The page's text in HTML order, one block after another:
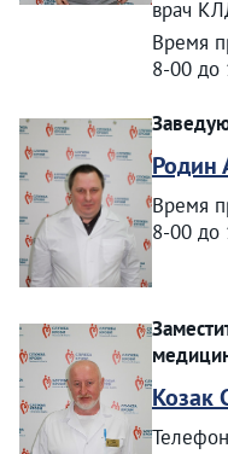
врач
Время
8-00 до
Родин
Время
8-00 до
Козак